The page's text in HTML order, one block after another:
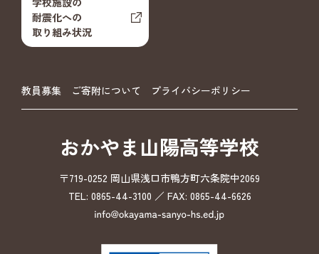
耐震化への
取り組み状況
教員募集 ご寄附について プライバシーポリシー
おかやま山陽高等学校
〒719-0252 岡山県浅口市鴨方町六条院中2069
TEL: 0865-44-3100 ／ FAX: 0865-44-6626